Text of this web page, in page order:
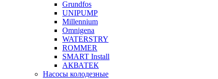
Grundfos
UNIPUMP
Millennium
Omnigena
WATERSTRY
ROMMER
SMART Install
АКВАТЕК
Насосы колодезные